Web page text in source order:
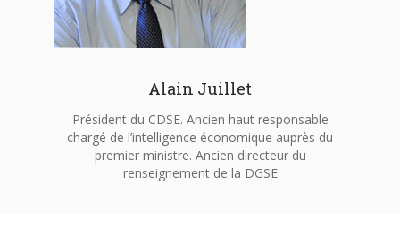
Alain Juillet
Président du CDSE. Ancien haut responsable
chargé de l’intelligence économique auprès du
premier ministre. Ancien directeur du
renseignement de la DGSE